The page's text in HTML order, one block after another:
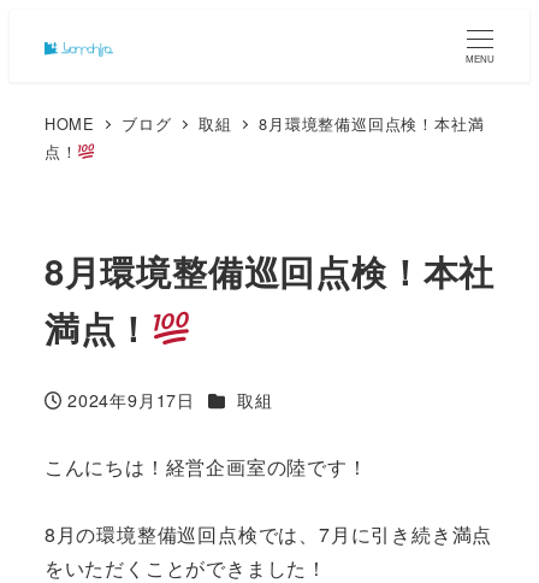
MENU
HOME ブログ 取組
8月環境整備巡回点検！本社満
点！
8月環境整備巡回点検！本社
満点！
投稿日
2024年9月17日 カテゴリー
取組
こんにちは！経営企画室の陸です！
8月の環境整備巡回点検では、7月に引き続き満点
をいただくことができました！